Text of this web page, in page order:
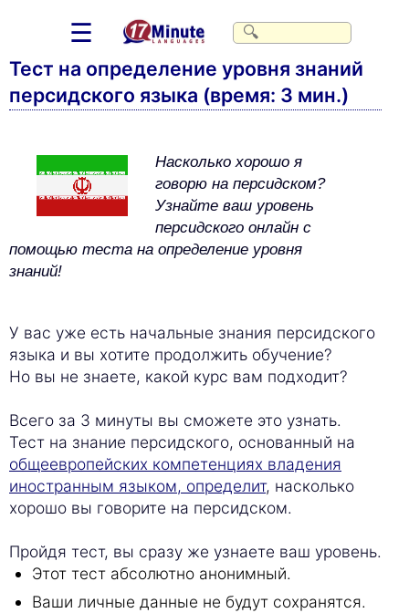
☰
Тест на определение уровня знаний
персидского языка (время: 3 мин.)
Насколько хорошо я
говорю на персидском?
Узнайте ваш уровень
персидского онлайн с
помощью теста на определение уровня
знаний!
У вас уже есть начальные знания персидского
языка и вы хотите продолжить обучение?
Но вы не знаете, какой курс вам подходит?
Всего за 3 минуты вы сможете это узнать.
Тест на знание персидского, основанный на
общеевропейских компетенциях владения
иностранным языком, определит, насколько
хорошо вы говорите на персидском.
Пройдя тест, вы сразу же узнаете ваш уровень.
Этот тест абсолютно анонимный.
Ваши личные данные не будут сохранятся.